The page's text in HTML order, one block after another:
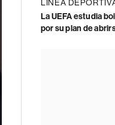
LÍNEA
La UEFA estudia
por su plan de